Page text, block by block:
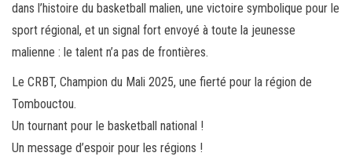
dans l’histoire du basketball malien, une victoire symbolique pour le
sport régional, et un signal fort envoyé à toute la jeunesse
malienne : le talent n’a pas de frontières.
Le CRBT, Champion du Mali 2025, une fierté pour la région de
Tombouctou.
Un tournant pour le basketball national !
Un message d’espoir pour les régions !